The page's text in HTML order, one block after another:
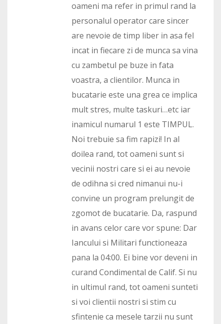
oameni ma refer in primul rand la
personalul operator care sincer
are nevoie de timp liber in asa fel
incat in fiecare zi de munca sa vina
cu zambetul pe buze in fata
voastra, a clientilor. Munca in
bucatarie este una grea ce implica
mult stres, multe taskuri…etc iar
inamicul numarul 1 este TIMPUL.
Noi trebuie sa fim rapizi! In al
doilea rand, tot oameni sunt si
vecinii nostri care si ei au nevoie
de odihna si cred nimanui nu-i
convine un program prelungit de
zgomot de bucatarie. Da, raspund
in avans celor care vor spune: Dar
Iancului si Militari functioneaza
pana la 04:00. Ei bine vor deveni in
curand Condimental de Calif. Si nu
in ultimul rand, tot oameni sunteti
si voi clientii nostri si stim cu
sfintenie ca mesele tarzii nu sunt